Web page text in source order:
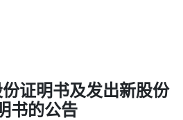
证明书及发出新股份
书的公告